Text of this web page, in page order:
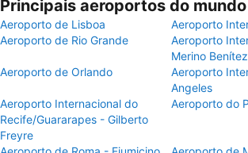
Principais aeroportos do mundo
Aeroporto de Lisboa
Aeroporto
Aeroporto de Rio Grande
Aeroporto
Merino Benítez
Aeroporto de Orlando
Aeroporto
Angeles
Aeroporto Internacional do
Recife/Guararapes - Gilberto
Freyre
Aeroporto do